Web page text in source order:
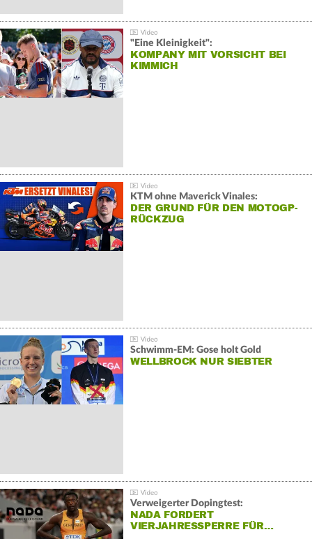
"Eine Kleinigkeit":
KOMPANY MIT VORSICHT BEI
KIMMICH
KTM ohne Maverick Vinales:
DER GRUND FÜR DEN MOTOGP-
RÜCKZUG
Schwimm-EM: Gose holt Gold
WELLBROCK NUR SIEBTER
Verweigerter Dopingtest:
NADA FORDERT
VIERJAHRESSPERRE FÜR…